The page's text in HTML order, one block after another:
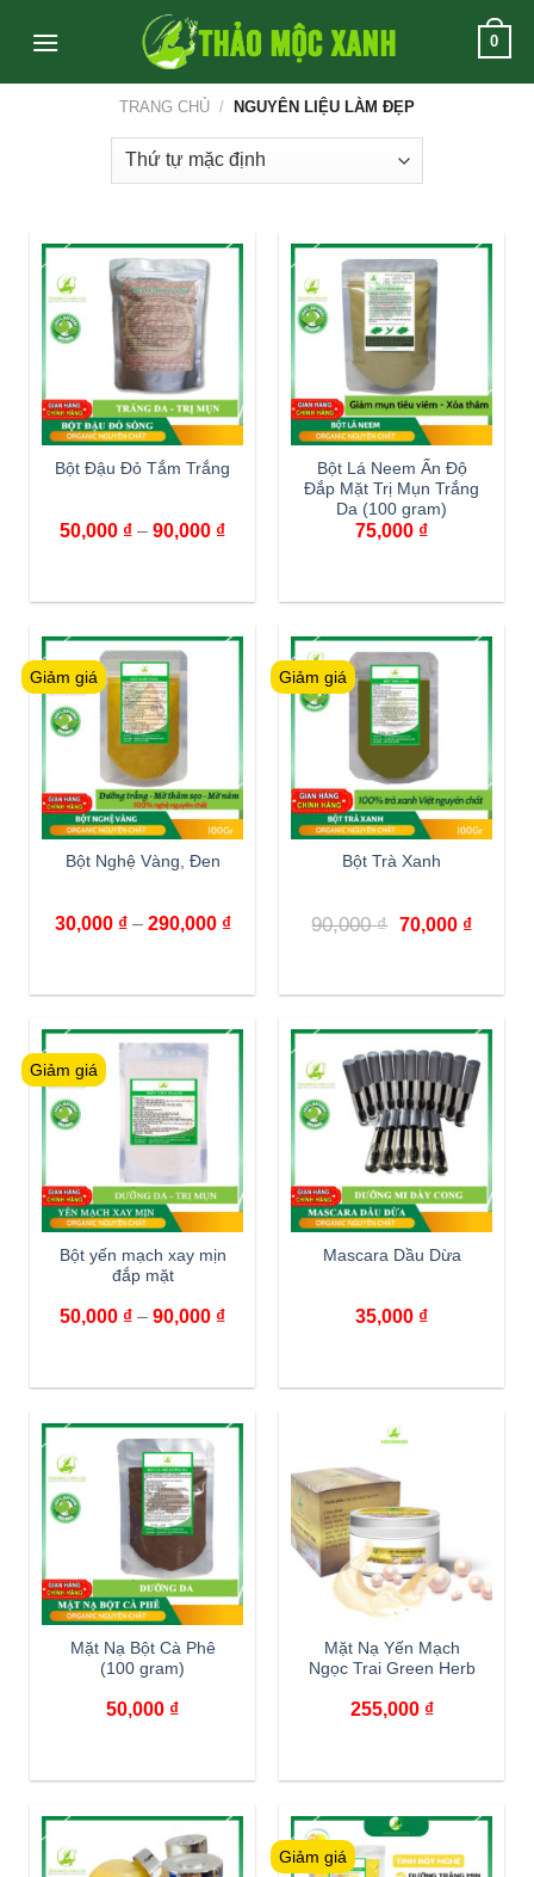
0
TRANG CHỦ / NGUYÊN LIỆU LÀM ĐẸP
Bột Đậu Đỏ Tắm Trắng
50,000 ₫ – 90,000 ₫
Bột Lá Neem Ấn Độ
Đắp Mặt Trị Mụn Trắng
Da (100 gram)
75,000 ₫
Giảm giá
Bột Nghệ Vàng, Đen
30,000 ₫– 290,000 ₫
Giảm giá
Bột Trà Xanh
90,000₫ 70,000 ₫
Giảm giá
Bột yến mạch xay mịn
đắp mặt
50,000 ₫ – 90,000 ₫
Mascara Dầu Dừa
35,000 ₫
Mặt Nạ Bột Cà Phê
(100 gram)
50,000 ₫
Mặt Nạ Yến Mạch
Ngọc Trai Green Herb
255,000 ₫
Giảm giá